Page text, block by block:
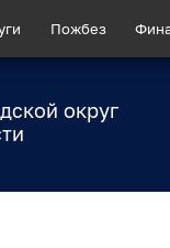
Пожбез
округ